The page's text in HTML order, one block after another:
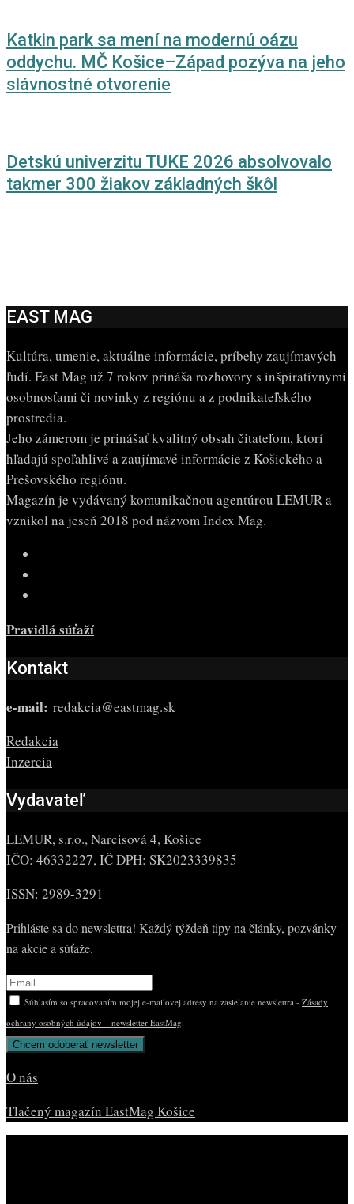
Katkin park sa mení na modernú oázu
oddychu. MČ Košice–Západ pozýva na jeho
slávnostné otvorenie
Detskú univerzitu TUKE 2026 absolvovalo
takmer 300 žiakov základných škôl
EAST MAG
Kultúra, umenie, aktuálne informácie, príbehy zaujímavých
ľudí. East Mag už 7 rokov prináša rozhovory s inšpiratívnymi
osobnosťami či novinky z regiónu a z podnikateľského
prostredia.
Jeho zámerom je prinášať kvalitný obsah čitateľom, ktorí
hľadajú spoľahlivé a zaujímavé informácie z Košického a
Prešovského regiónu.
Magazín je vydávaný komunikačnou agentúrou LEMUR a
vznikol na jeseň 2018 pod názvom Index Mag.
Pravidlá súťaží
Kontakt
e-mail: redakcia@eastmag.sk
Redakcia
Inzercia
Vydavateľ
LEMUR, s.r.o., Narcisová 4, Košice
IČO: 46332227, IČ DPH: SK2023339835
ISSN: 2989-3291
Prihláste sa do newslettra! Každý týždeň tipy na články, pozvánky
na akcie a súťaže.
Súhlasím so spracovaním mojej e-mailovej adresy na zasielanie newslettra - Zásady
ochrany osobných údajov – newsletter EastMag
O nás
Tlačený magazín EastMag Košice